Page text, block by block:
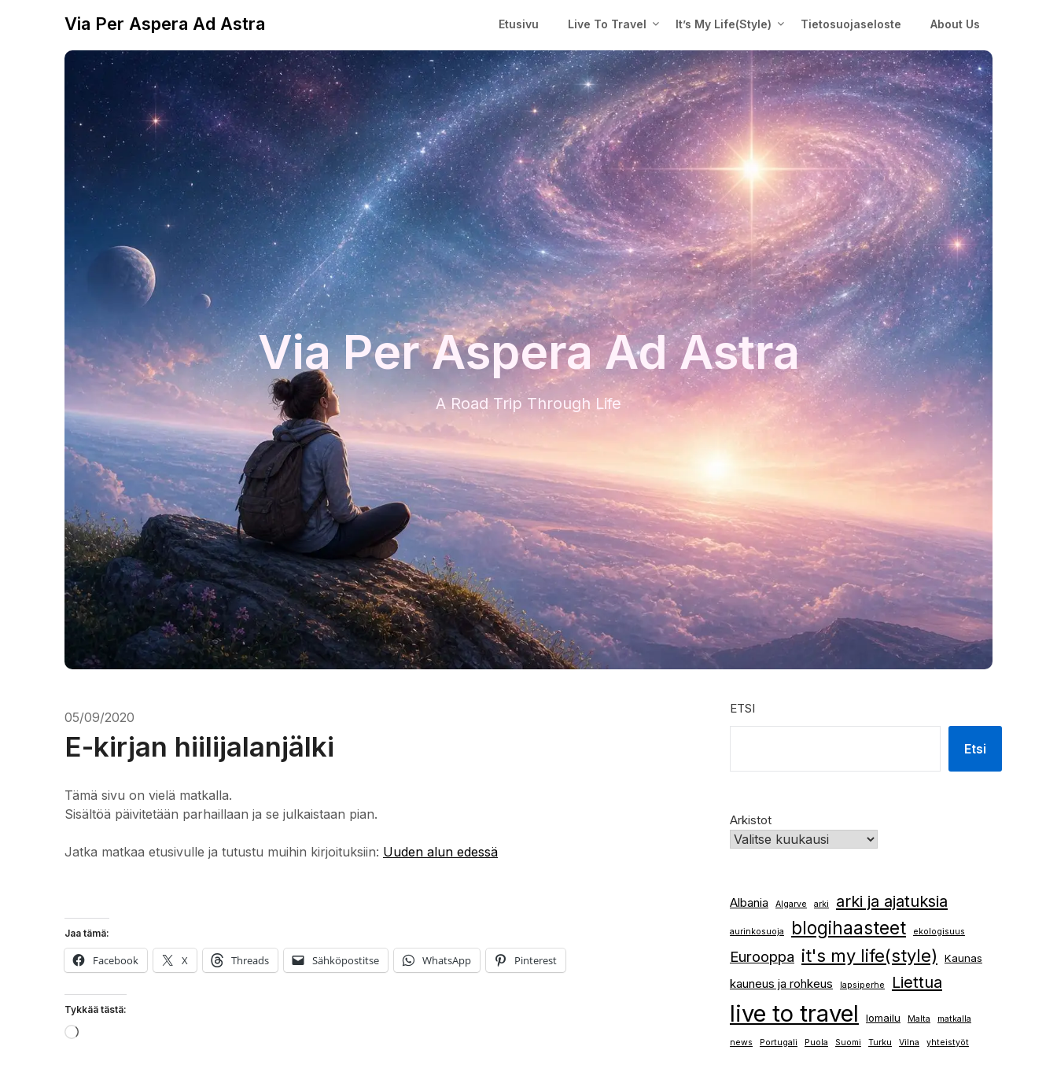
Via Per Aspera Ad Astra Etusivu Live To Travel It’s My Life(Style) Tietosuojaseloste About Us
Via Per Aspera Ad Astra
A Road Trip Through Life
05/09/2020
E-kirjan hiilijalanjälki
Tämä sivu on vielä matkalla.
Sisältöä päivitetään parhaillaan ja se julkaistaan pian.
Jatka matkaa etusivulle ja tutustu muihin kirjoituksiin: Uuden alun edessä
Jaa tämä:
Facebook X Threads Sähköpostitse WhatsApp Pinterest
Tykkää tästä:
Loading…
ETSI
Etsi
Arkistot
Albania Algarve arki arki ja ajatuksia
aurinkosuoja blogihaasteet ekologisuus
Eurooppa it's my life(style) Kaunas
kauneus ja rohkeus lapsiperhe Liettua
live to travel lomailu Malta matkalla
news Portugali Puola Suomi Turku Vilna yhteistyöt